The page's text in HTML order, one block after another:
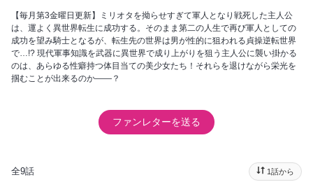
【毎月第3金曜日更新】ミリオタを拗らせすぎて軍人となり戦死した主人公
は、運よく異世界転生に成功する。そのまま第二の人生で再び軍人としての
成功を望み騎士となるが、転生先の世界は男が性的に狙われる貞操逆転世界
で…!? 現代軍事知識を武器に異世界で成り上がりを狙う主人公に襲い掛かる
のは、あらゆる性癖持つ体目当ての美少女たち！それらを退けながら栄光を
掴むことが出来るのか――？
ファンレターを送る
全9話 1話から